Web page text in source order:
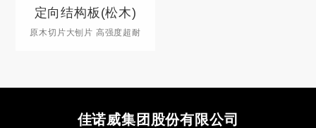
定向结构板(松木)
原木切片大刨片 高强度超耐
佳诺威集团股份有限公司